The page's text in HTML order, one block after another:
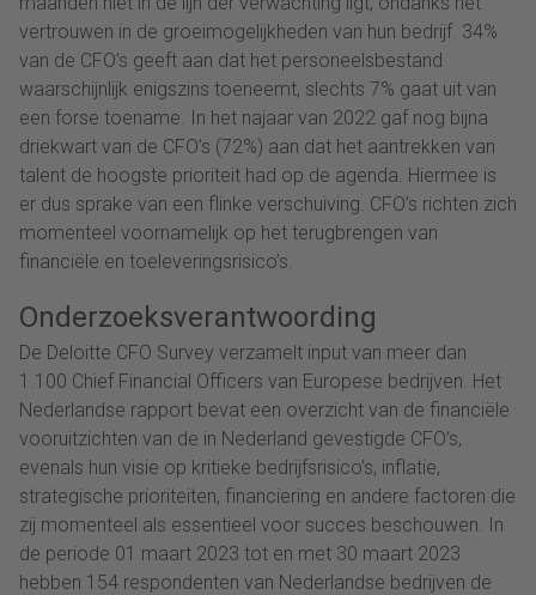
vertrouwen in de groeimogelijkheden van hun bedrijf. 34%
van de CFO’s geeft aan dat het personeelsbestand
waarschijnlijk enigszins toeneemt, slechts 7% gaat uit van
een forse toename. In het najaar van 2022 gaf nog bijna
driekwart van de CFO’s (72%) aan dat het aantrekken van
talent de hoogste prioriteit had op de agenda. Hiermee is
er dus sprake van een flinke verschuiving. CFO’s richten zich
momenteel voornamelijk op het terugbrengen van
financiële en toeleveringsrisico’s.
Onderzoeksverantwoording
De Deloitte CFO Survey verzamelt input van meer dan
1.100 Chief Financial Officers van Europese bedrijven. Het
Nederlandse rapport bevat een overzicht van de financiële
vooruitzichten van de in Nederland gevestigde CFO’s,
evenals hun visie op kritieke bedrijfsrisico’s, inflatie,
strategische prioriteiten, financiering en andere factoren die
zij momenteel als essentieel voor succes beschouwen. In
de periode 01 maart 2023 tot en met 30 maart 2023
hebben 154 respondenten van Nederlandse bedrijven de